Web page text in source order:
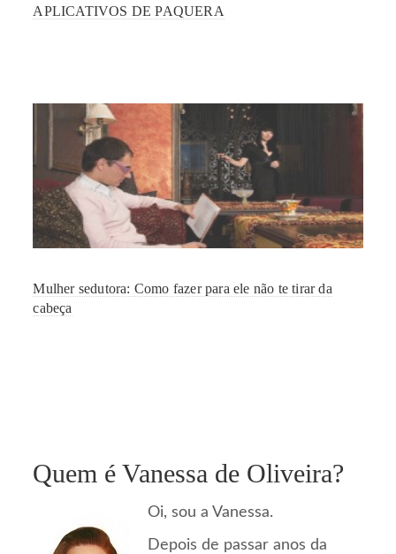
APLICATIVOS DE PAQUERA
Mulher sedutora: Como fazer para ele não te tirar da
cabeça
Quem é Vanessa de Oliveira?
Oi, sou a Vanessa.
Depois de passar anos da